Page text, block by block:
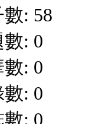
: 58
: 0
: 0
: 0
數: 0